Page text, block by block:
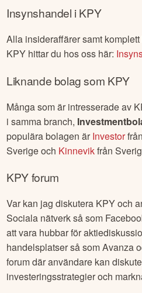
Insynshandel iKPY
Alla insideraffärer samt
KPY hittar du hos oss här:
Liknande bolag som KPY
Många som är intresserade av
i samma branch,
populära bolagen är Investor
Sverigeoch Kinnevikfrån
KPYforum
Var kan jag diskutera KPYoch
Sociala nätverk så som
att vara hubbar för
handelsplatser så som Avanza
forum där användare kan
investeringsstrategier och